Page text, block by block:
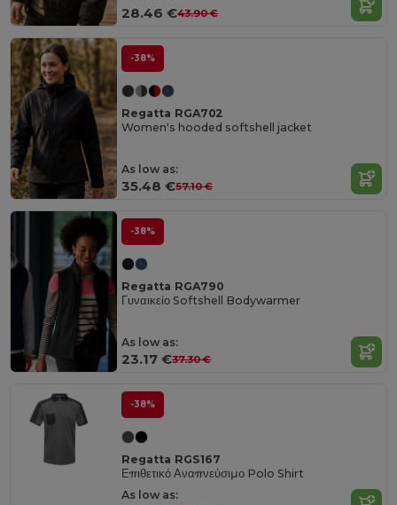
28.46 €43.90 €
-38%
Regatta RGA702
Women's hooded softshell jacket
As low as:
35.48 €57.10 €
-38%
Regatta RGA790
Γυναικείο Softshell Bodywarmer
As low as:
23.17 €37.30 €
-38%
Regatta RGS167
Επιθετικό Αναπνεύσιμο Polo Shirt
As low as: